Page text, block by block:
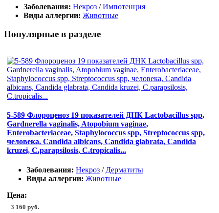
Заболевания: Некроз /Импотенция
Виды аллергии: Животные
Популярные в разделе
5-589 Флороценоз 19 показателей ДНК Lactobacillus spp,
Gardnerella vaginalis, Atopobium vaginae,
Enterobacteriaceae, Staphylococcus spp, Streptococcus spp,
человека, Candida albicans, Candida glabrata, Candida
kruzei, C.parapsilosis, C.tropicalis...
Заболевания: Некроз / Дерматиты
Виды аллергии: Животные
Цена:
3 160 руб.